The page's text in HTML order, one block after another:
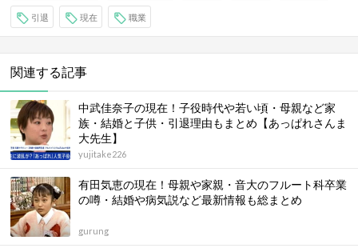
引退 現在 職業
関連する記事
中武佳奈子の現在！子役時代や若い頃・母親など家
族・結婚と子供・引退理由もまとめ【あっぱれさんま
大先生】
yujitake226
有田気恵の現在！母親や家親・音大のフルート科卒業
の噂・結婚や病気説など最新情報も総まとめ
gurung